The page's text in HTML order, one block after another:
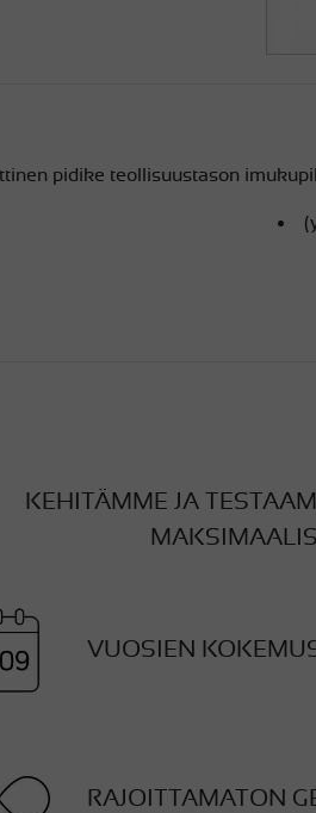
pidike teollisuustason
KEHITÄMME JA
VUOSIEN
RAJOITTAMATON